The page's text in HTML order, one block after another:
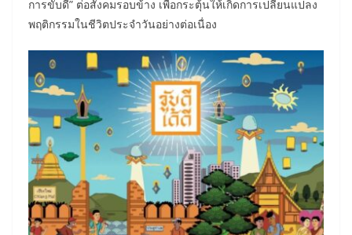
การขับดี” ต่อสังคมรอบข้าง เพื่อกระตุ้นให้เกิดการเปลี่ยนแปลง
พฤติกรรมในชีวิตประจำวันอย่างต่อเนื่อง